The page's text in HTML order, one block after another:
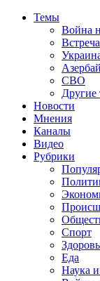
Темы
Война
СВО
Другие
Новости
Мнения
Каналы
Видео
Рубрики
Спорт
Еда
Наука